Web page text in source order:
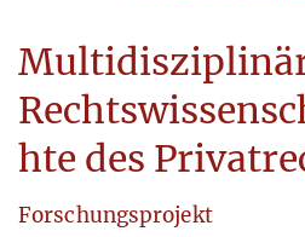
hte des
Forschungsprojekt